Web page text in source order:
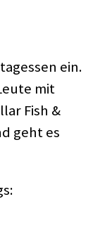
ein.
mit
Fish &
geht es